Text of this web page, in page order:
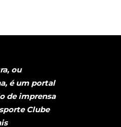
ou
é um portal
de imprensa
Clube